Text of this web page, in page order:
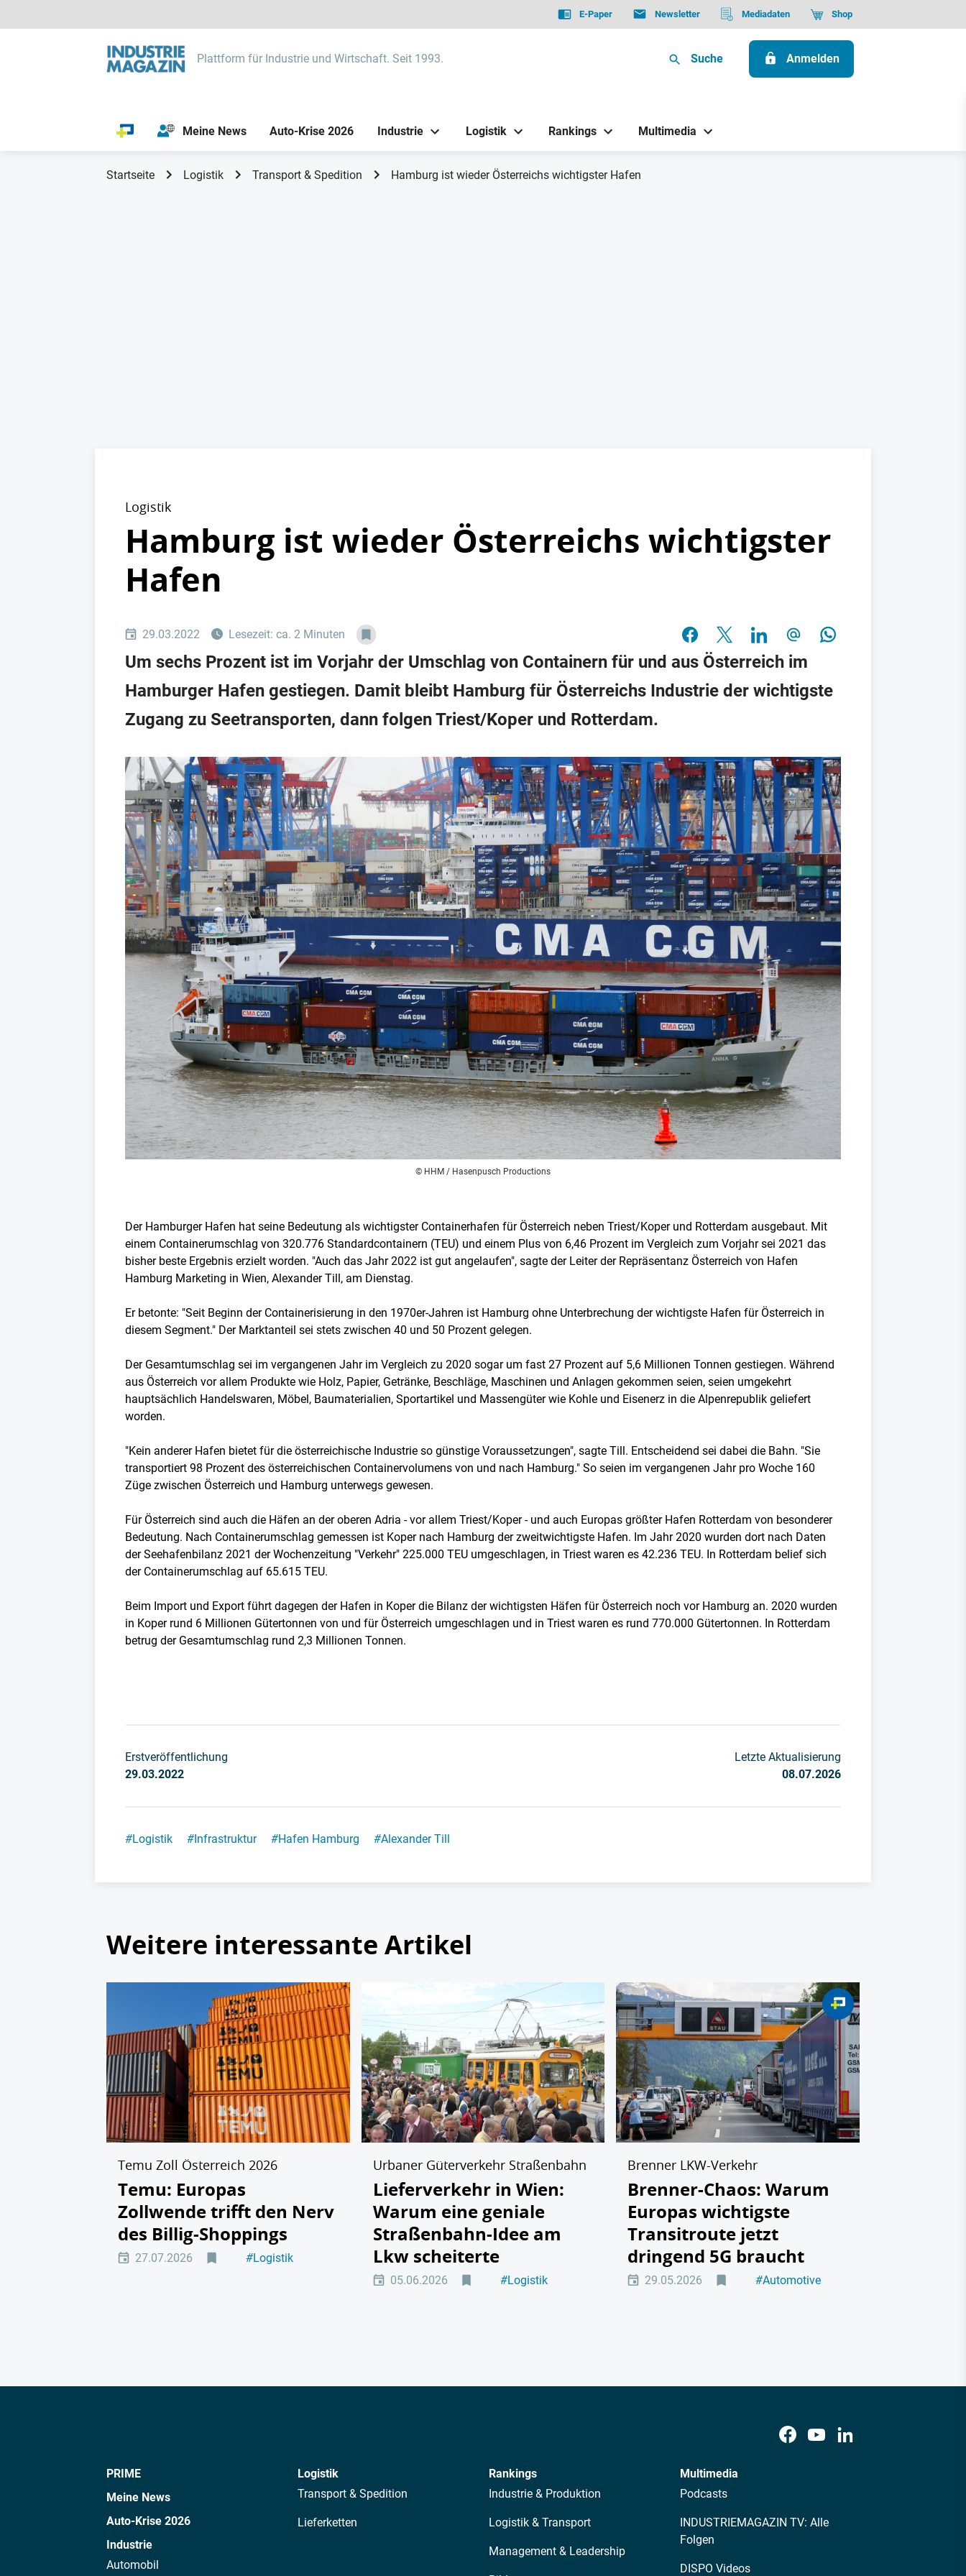
E-Paper Newsletter Mediadaten Shop
Plattform für Industrie und Wirtschaft. Seit 1993. Suche Anmelden
Meine News Auto-Krise 2026 Industrie Logistik Rankings Multimedia
Startseite Logistik Transport & Spedition Hamburg ist wieder Österreichs wichtigster Hafen
Logistik
Hamburg ist wieder Österreichs wichtigster
Hafen
29.03.2022 Lesezeit: ca. 2 Minuten
Um sechs Prozent ist im Vorjahr der Umschlag von Containern für und aus Österreich im
Hamburger Hafen gestiegen. Damit bleibt Hamburg für Österreichs Industrie der wichtigste
Zugang zu Seetransporten, dann folgen Triest/Koper und Rotterdam.
© HHM / Hasenpusch Productions
Der Hamburger Hafen hat seine Bedeutung als wichtigster Containerhafen für Österreich neben Triest/Koper und Rotterdam ausgebaut. Mit
einem Containerumschlag von 320.776 Standardcontainern (TEU) und einem Plus von 6,46 Prozent im Vergleich zum Vorjahr sei 2021 das
bisher beste Ergebnis erzielt worden. "Auch das Jahr 2022 ist gut angelaufen", sagte der Leiter der Repräsentanz Österreich von Hafen
Hamburg Marketing in Wien, Alexander Till, am Dienstag.
Er betonte: "Seit Beginn der Containerisierung in den 1970er-Jahren ist Hamburg ohne Unterbrechung der wichtigste Hafen für Österreich in
diesem Segment." Der Marktanteil sei stets zwischen 40 und 50 Prozent gelegen.
Der Gesamtumschlag sei im vergangenen Jahr im Vergleich zu 2020 sogar um fast 27 Prozent auf 5,6 Millionen Tonnen gestiegen. Während
aus Österreich vor allem Produkte wie Holz, Papier, Getränke, Beschläge, Maschinen und Anlagen gekommen seien, seien umgekehrt
hauptsächlich Handelswaren, Möbel, Baumaterialien, Sportartikel und Massengüter wie Kohle und Eisenerz in die Alpenrepublik geliefert
worden.
"Kein anderer Hafen bietet für die österreichische Industrie so günstige Voraussetzungen", sagte Till. Entscheidend sei dabei die Bahn. "Sie
transportiert 98 Prozent des österreichischen Containervolumens von und nach Hamburg." So seien im vergangenen Jahr pro Woche 160
Züge zwischen Österreich und Hamburg unterwegs gewesen.
Für Österreich sind auch die Häfen an der oberen Adria - vor allem Triest/Koper - und auch Europas größter Hafen Rotterdam von besonderer
Bedeutung. Nach Containerumschlag gemessen ist Koper nach Hamburg der zweitwichtigste Hafen. Im Jahr 2020 wurden dort nach Daten
der Seehafenbilanz 2021 der Wochenzeitung "Verkehr" 225.000 TEU umgeschlagen, in Triest waren es 42.236 TEU. In Rotterdam belief sich
der Containerumschlag auf 65.615 TEU.
Beim Import und Export führt dagegen der Hafen in Koper die Bilanz der wichtigsten Häfen für Österreich noch vor Hamburg an. 2020 wurden
in Koper rund 6 Millionen Gütertonnen von und für Österreich umgeschlagen und in Triest waren es rund 770.000 Gütertonnen. In Rotterdam
betrug der Gesamtumschlag rund 2,3 Millionen Tonnen.
Erstveröffentlichung
29.03.2022
Letzte Aktualisierung
08.07.2026
#Logistik # Infrastruktur #Hafen Hamburg #Alexander Till
Weitere interessante Artikel
Temu Zoll Österreich 2026
Temu: Europas
Zollwende trifft den Nerv
des Billig-Shoppings
27.07.2026 #Logistik
Urbaner Güterverkehr Straßenbahn
Lieferverkehr in Wien:
Warum eine geniale
Straßenbahn-Idee am
Lkw scheiterte
05.06.2026 #Logistik
Brenner LKW-Verkehr
Brenner-Chaos: Warum
Europas wichtigste
Transitroute jetzt
dringend 5G braucht
29.05.2026 #Automotive
PRIME
Meine News
Auto-Krise 2026
Industrie
Automobil
Logistik
Transport & Spedition
Lieferketten
Rankings
Industrie & Produktion
Logistik & Transport
Management & Leadership
Multimedia
Podcasts
INDUSTRIEMAGAZIN TV: Alle
Folgen
DISPO Videos